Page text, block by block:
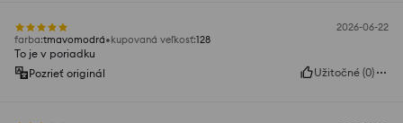
2026-06-22
farba:tmavomodrá kupovaná veľkosť:128
To je v poriadku
Pozrieť originál
Užitočné (0)